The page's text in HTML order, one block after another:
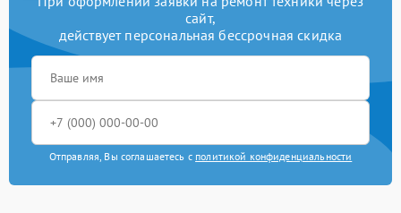
сайт,
действует персональная бессрочная скидка
Отправляя, Вы соглашаетесь с политикой конфиденциальности